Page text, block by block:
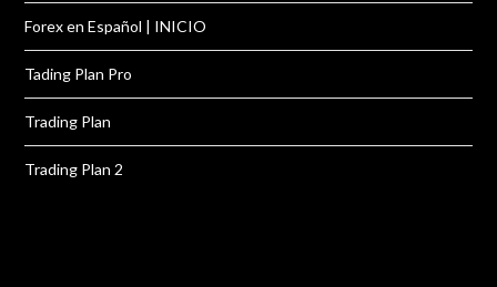
Forex en Español | INICIO
Tading Plan Pro
Trading Plan
Trading Plan 2